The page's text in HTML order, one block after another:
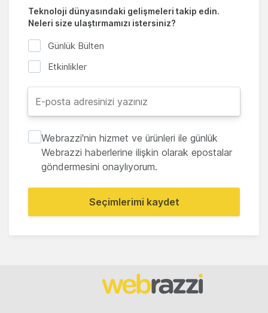
Teknoloji dünyasındaki gelişmeleri takip edin.
Neleri size ulaştırmamızı istersiniz?
Günlük Bülten
Etkinlikler
Webrazzi'nin hizmet ve ürünleri ile günlük
Webrazzi haberlerine ilişkin olarak epostalar
göndermesini onaylıyorum.
Seçimlerimi kaydet